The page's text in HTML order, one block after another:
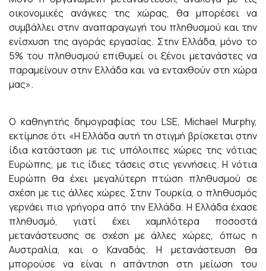
οικονομικές ανάγκες της χώρας, θα μπορέσει να
συμβάλλει στην αναπαραγωγή του πληθυσμού και την
ενίσχυση της αγοράς εργασίας. Στην Ελλάδα, μόνο το
5% του πληθυσμού επιθυμεί οι ξένοι μετανάστες να
παραμείνουν στην Ελλάδα και να ενταχθούν στη χώρα
μας».
Ο καθηγητής δημογραφίας του LSE, Michael Murphy,
εκτίμησε ότι «Η Ελλάδα αυτή τη στιγμή βρίσκεται στην
ίδια κατάσταση με τις υπόλοιπες χώρες της νότιας
Ευρώπης, με τις ίδιες τάσεις στις γεννήσεις. Η νότια
Ευρώπη θα έχει μεγαλύτερη πτώση πληθυσμού σε
σχέση με τις άλλες χώρες. Στην Τουρκία, ο πληθυσμός
γερνάει πιο γρήγορα από την Ελλάδα. Η Ελλάδα έχασε
πληθυσμό, γιατί έχει χαμηλότερα ποσοστά
μετανάστευσης σε σχέση με άλλες χώρες, όπως η
Αυστραλία, και ο Καναδάς. Η μετανάστευση θα
μπορούσε να είναι η απάντηση στη μείωση του